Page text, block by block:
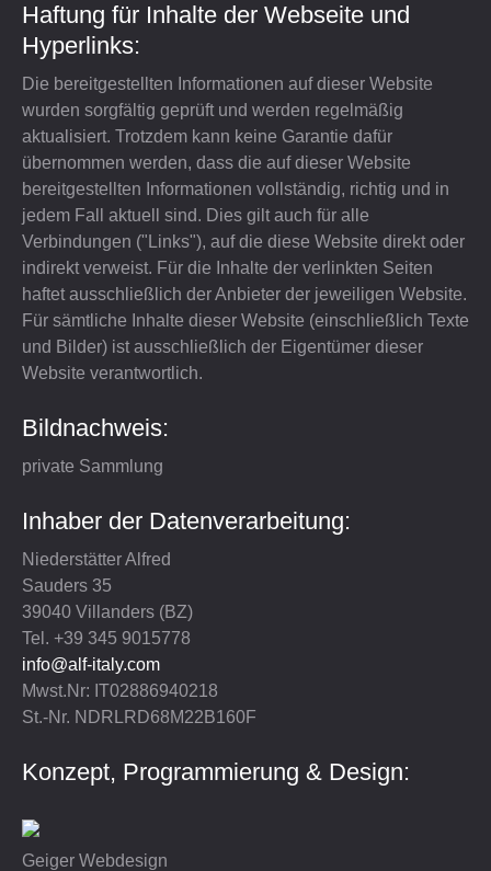
Casting Projekte
Künstler-Management
Veranstaltungsmanagement
Drucksachen
Verein KultTour
Lebenslauf
Vereinstätigkeiten
Theatererfahrungen
Filmerfahrungen
Aktuell
KONTAKT & ANFAHRT
Privacy
Haftung für Inhalte der Webseite und
Hyperlinks:
Die bereitgestellten Informationen auf dieser Website
wurden sorgfältig geprüft und werden regelmäßig
aktualisiert. Trotzdem kann keine Garantie dafür
übernommen werden, dass die auf dieser Website
bereitgestellten Informationen vollständig, richtig und in
jedem Fall aktuell sind. Dies gilt auch für alle
Verbindungen ("Links"), auf die diese Website direkt oder
indirekt verweist. Für die Inhalte der verlinkten Seiten
haftet ausschließlich der Anbieter der jeweiligen Website.
Für sämtliche Inhalte dieser Website (einschließlich Texte
und Bilder) ist ausschließlich der Eigentümer dieser
Website verantwortlich.
Bildnachweis:
private Sammlung
Inhaber der Datenverarbeitung:
Niederstätter Alfred
Sauders 35
39040 Villanders (BZ)
Tel. +39 345 9015778
info@alf-italy.com
Mwst.Nr: IT02886940218
St.-Nr. NDRLRD68M22B160F
Konzept, Programmierung & Design:
Geiger Webdesign